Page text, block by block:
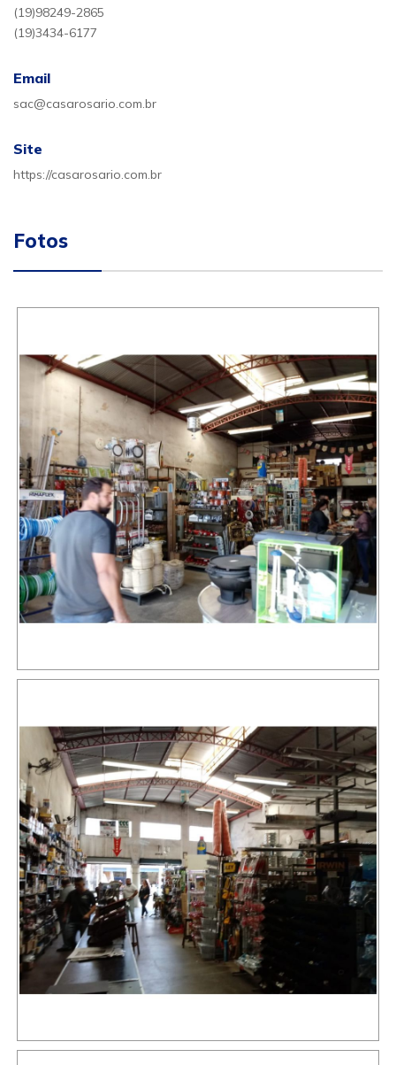
(19)98249-2865
(19)3434-6177
Email
sac@casarosario.com.br
Site
https://casarosario.com.br
Fotos